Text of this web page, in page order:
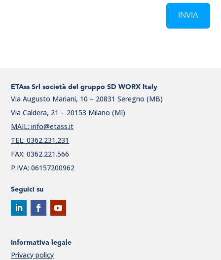
INVIA
ETAss Srl società del gruppo SD WORX Italy
Via Augusto Mariani, 10 – 20831 Seregno (MB)
Via Caldera, 21 – 20153 Milano (MI)
MAIL: info@etass.it
TEL: 0362.231.231
FAX: 0362.221.566
P.IVA: 06157200962
Seguici su
Informativa legale
Privacy policy